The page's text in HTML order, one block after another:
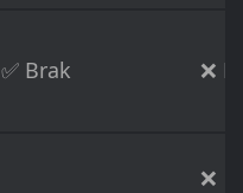
✅ Brak ❌
❌